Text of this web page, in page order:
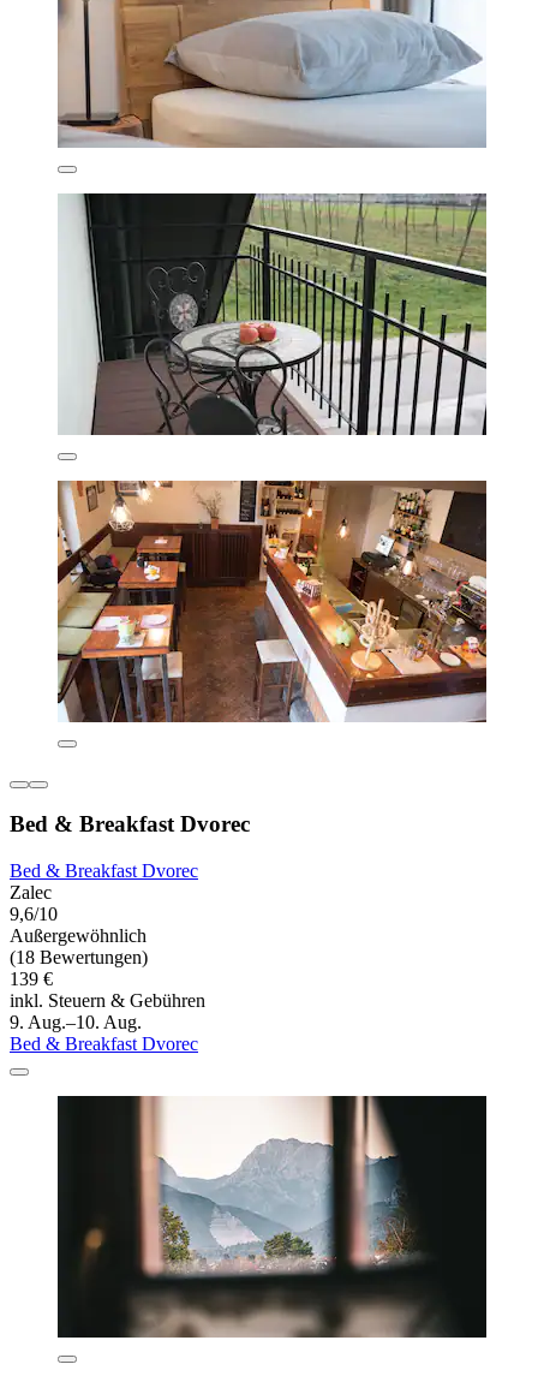
Bed & Breakfast Dvorec
Bed & Breakfast Dvorec
Zalec
9,6/10
Außergewöhnlich
(18 Bewertungen)
139 €
inkl. Steuern & Gebühren
9. Aug.–10. Aug.
Bed & Breakfast Dvorec